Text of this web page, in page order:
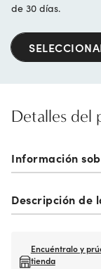
de 30 días.
Detalles del
Información
Descripción de
Encuéntralo y
tienda